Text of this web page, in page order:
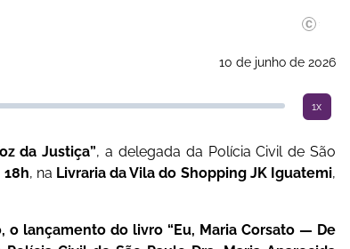
Divulgação
10 de junho de 2026
1x
da Justiça”, a delegada da Polícia Civil de São
18h, na Livraria da Vila do Shopping JK Iguatemi,
o lançamento do livro “Eu, Maria Corsato — De